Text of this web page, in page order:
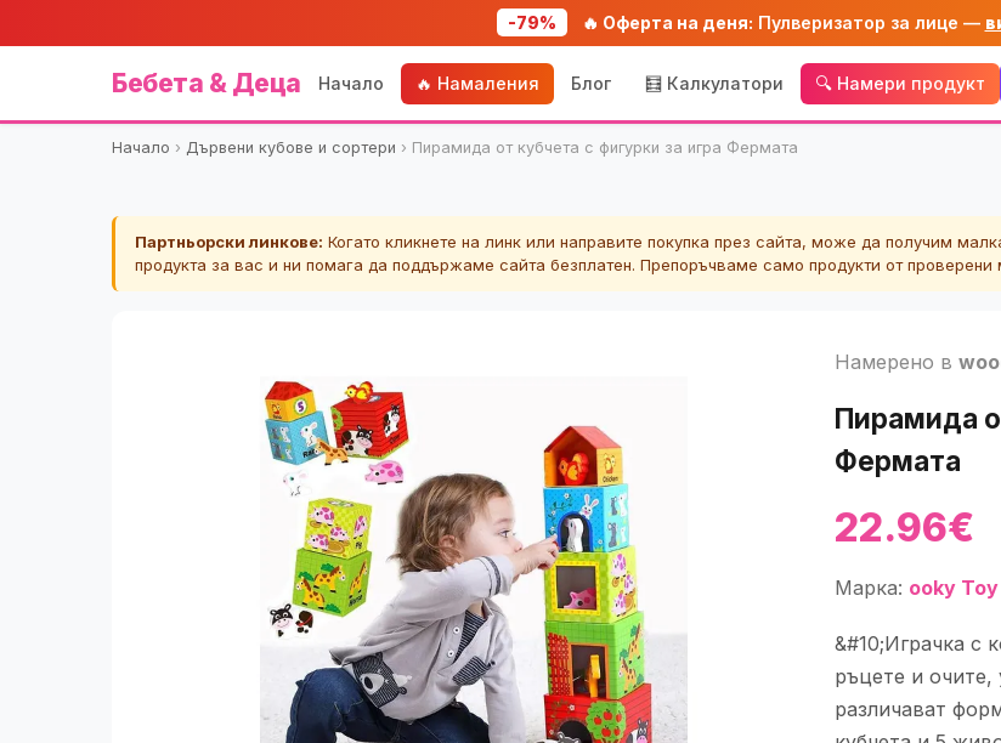
-79% 🔥 Оферта на деня: Пулверизатор за лице —
Бебета & Деца Начало 🔥 Намаления Блог 🧮 Калкулатори 🔍 Намери продукт
Начало › Дървени кубове и сортери › Пирамида от кубчета с фигурки за игра Фермата
Партньорски линкове: Когато кликнете на линк или направите покупка през сайта, може да получим
продукта за вас и ни помага да поддържаме сайта безплатен. Препоръчваме само продукти от проверени
Намерено в
Пирамида
Фермата
22.96€
Марка: ooky Toy
&#10;Играчка с
ръцете и
различават